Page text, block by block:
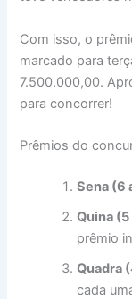
Com isso, o
marcado para
7.500.000,00.
para concorrer!
Prêmios do
Sena (6
Quina
prêmio
Quadra
cada